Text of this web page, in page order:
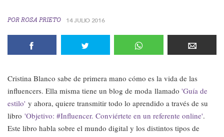
POR ROSA PRIETO 14 JULIO 2016
Cristina Blanco sabe de primera mano cómo es la vida de las
influencers. Ella misma tiene un blog de moda llamado 'Guía de
estilo' y ahora, quiere transmitir todo lo aprendido a través de su
libro 'Objetivo: #Influencer. Conviértete en un referente online'.
Este libro habla sobre el mundo digital y los distintos tipos de